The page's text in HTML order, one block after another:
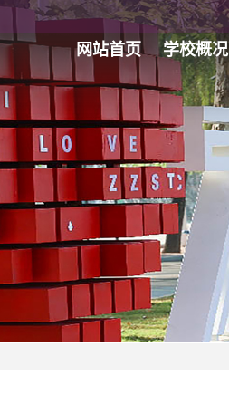
网站首页 学校概况